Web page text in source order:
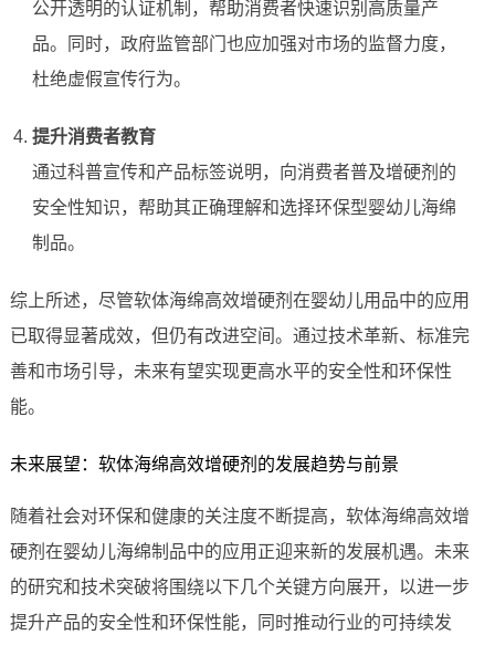
公开透明的认证机制，帮助消费者快速识别高质量产
品。同时，政府监管部门也应加强对市场的监督力度，
杜绝虚假宣传行为。
提升消费者教育
通过科普宣传和产品标签说明，向消费者普及增硬剂的
安全性知识，帮助其正确理解和选择环保型婴幼儿海绵
制品。
综上所述，尽管软体海绵高效增硬剂在婴幼儿用品中的应用
已取得显著成效，但仍有改进空间。通过技术革新、标准完
善和市场引导，未来有望实现更高水平的安全性和环保性
能。
未来展望：软体海绵高效增硬剂的发展趋势与前景
随着社会对环保和健康的关注度不断提高，软体海绵高效增
硬剂在婴幼儿海绵制品中的应用正迎来新的发展机遇。未来
的研究和技术突破将围绕以下几个关键方向展开，以进一步
提升产品的安全性和环保性能，同时推动行业的可持续发